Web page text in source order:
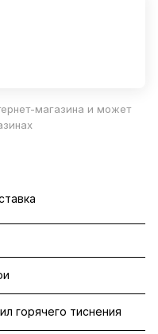
магазина и может
горячего тиснения